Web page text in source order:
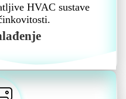
HVAC sustave